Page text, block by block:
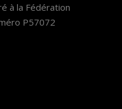
à la Fédération
P57072